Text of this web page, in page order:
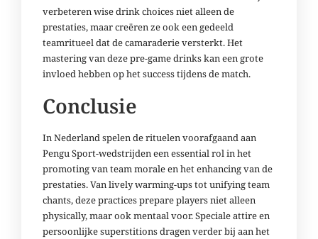
verbeteren wise drink choices niet alleen de
prestaties, maar creëren ze ook een gedeeld
teamritueel dat de camaraderie versterkt. Het
mastering van deze pre-game drinks kan een grote
invloed hebben op het success tijdens de match.
Conclusie
In Nederland spelen de rituelen voorafgaand aan
Pengu Sport-wedstrijden een essential rol in het
promoting van team morale en het enhancing van de
prestaties. Van lively warming-ups tot unifying team
chants, deze practices prepare players niet alleen
physically, maar ook mentaal voor. Speciale attire en
persoonlijke superstitions dragen verder bij aan het